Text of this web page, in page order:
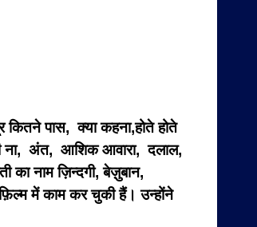
कितने पास, क्या कहना,होते होते
ना, अंत, आशिक आवारा, दलाल,
नाम ज़िन्दगी, बेज़ुबान,
में काम कर चुकी हैं। उन्होंने